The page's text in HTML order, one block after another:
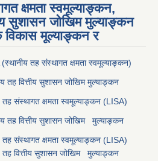
क्षमता स्वमूल्याङ्कन,
सुशासन जोखिम मुल्याङ्कन
विकास मूल्याङ्कन र
तह संस्थागत क्षमता स्वमूल्याङ्कन)
वित्तीय सुशासन जोखिम मुल्याङ्कन
संस्थागत क्षमता स्वमूल्याङ्कन (LISA)
तह वित्तीय सुशासन जोखिम मुल्याङ्कन
संस्थागत क्षमता स्वमूल्याङ्कन (LISA)
वित्तीय सुशासन जोखिम मुल्याङ्कन